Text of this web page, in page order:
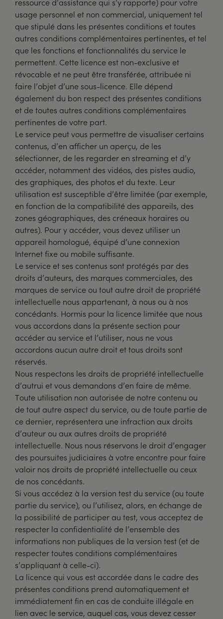
ressource d’assistance qui s’y rapporte) pour votre
usage personnel et non commercial, uniquement tel
que stipulé dans les présentes conditions et toutes
autres conditions complémentaires pertinentes, et tel
que les fonctions et fonctionnalités du service le
permettent. Cette licence est non-exclusive et
révocable et ne peut être transférée, attribuée ni
faire l’objet d’une sous-licence. Elle dépend
également du bon respect des présentes conditions
et de toutes autres conditions complémentaires
pertinentes de votre part.
Le service peut vous permettre de visualiser certains
contenus, d’en afficher un aperçu, de les
sélectionner, de les regarder en streaming et d’y
accéder, notamment des vidéos, des pistes audio,
des graphiques, des photos et du texte. Leur
utilisation est susceptible d’être limitée (par exemple,
en fonction de la compatibilité des appareils, des
zones géographiques, des créneaux horaires ou
autres). Pour y accéder, vous devez utiliser un
appareil homologué, équipé d’une connexion
Internet fixe ou mobile suffisante.
Le service et ses contenus sont protégés par des
droits d’auteurs, des marques commerciales, des
marques de service ou tout autre droit de propriété
intellectuelle nous appartenant, à nous ou à nos
concédants. Hormis pour la licence limitée que nous
vous accordons dans la présente section pour
accéder au service et l’utiliser, nous ne vous
accordons aucun autre droit et tous droits sont
réservés.
Nous respectons les droits de propriété intellectuelle
d’autrui et vous demandons d’en faire de même.
Toute utilisation non autorisée de notre contenu ou
de tout autre aspect du service, ou de toute partie de
ce dernier, représentera une infraction aux droits
d’auteur ou aux autres droits de propriété
intellectuelle. Nous nous réservons le droit d’engager
des poursuites judiciaires à votre encontre pour faire
valoir nos droits de propriété intellectuelle ou ceux
de nos concédants.
Si vous accédez à la version test du service (ou toute
partie du service), ou l’utilisez, alors, en échange de
la possibilité de participer au test, vous acceptez de
respecter la confidentialité de l’ensemble des
informations non publiques de la version test (et de
respecter toutes conditions complémentaires
s’appliquant à celle-ci).
La licence qui vous est accordée dans le cadre des
présentes conditions prend automatiquement et
immédiatement fin en cas de conduite illégale en
lien avec le service, auquel cas, vous devez cesser